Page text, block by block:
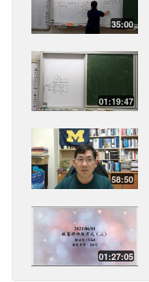
35:00
01:19:47
58:50
01:27:05